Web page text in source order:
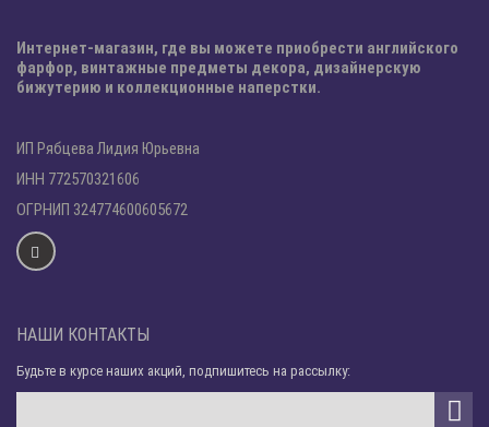
Интернет-магазин, где вы можете приобрести английского
фарфор, винтажные предметы декора, дизайнерскую
бижутерию и коллекционные наперстки.
ИП Рябцева Лидия Юрьевна
ИНН 772570321606
ОГРНИП 324774600605672
НАШИ КОНТАКТЫ
Будьте в курсе наших акций, подпишитесь на рассылку: